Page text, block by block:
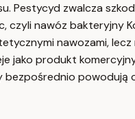
Pestycyd zwalcza
czyli nawóz bakteryjny
nawozami, lecz
jako produkt
bezpośrednio powodują